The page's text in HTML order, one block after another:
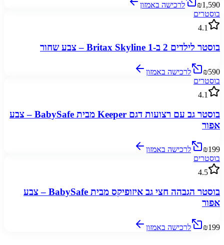
₪1,590
לרכישה באמזון
בוסטרים
4.1
בוסטר לילדים 2 ב-1 Britax Skyline – צבע שחור
₪590
לרכישה באמזון
בוסטרים
4.1
בוסטר גב עם רצועות דגם Keeper מבית BabySafe – צבע
אפור
₪199
לרכישה באמזון
בוסטרים
4.5
בוסטר הגבהה חצי גב איזופיקס מבית BabySafe – צבע
אפור
₪199 לרכישה באמזון